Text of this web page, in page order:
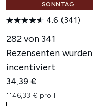
SONNTAG
4.6 (341)
282 von 341
Rezensenten wurden
incentiviert
34,39 €
1146,33 € pro l